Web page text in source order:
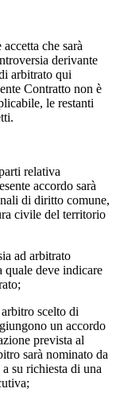
che sarà
derivante
arbitrato qui
Contratto non è
le restanti
relativa
accordo sarà
di diritto comune,
civile del territorio
ad arbitrato
quale deve indicare
scelto di
un accordo
prevista al
sarà nominato da
su richiesta di una